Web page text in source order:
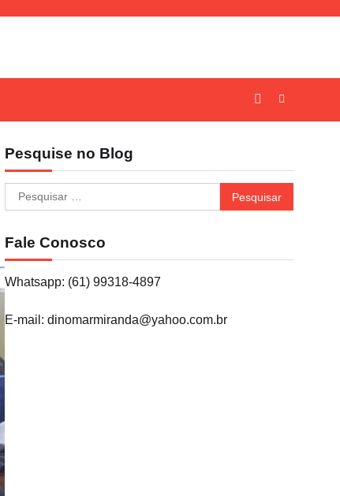
Pesquise no Blog
Pesquisar
por:
Fale Conosco
Whatsapp: (61) 99318-4897
E-mail: dinomarmiranda@yahoo.com.br